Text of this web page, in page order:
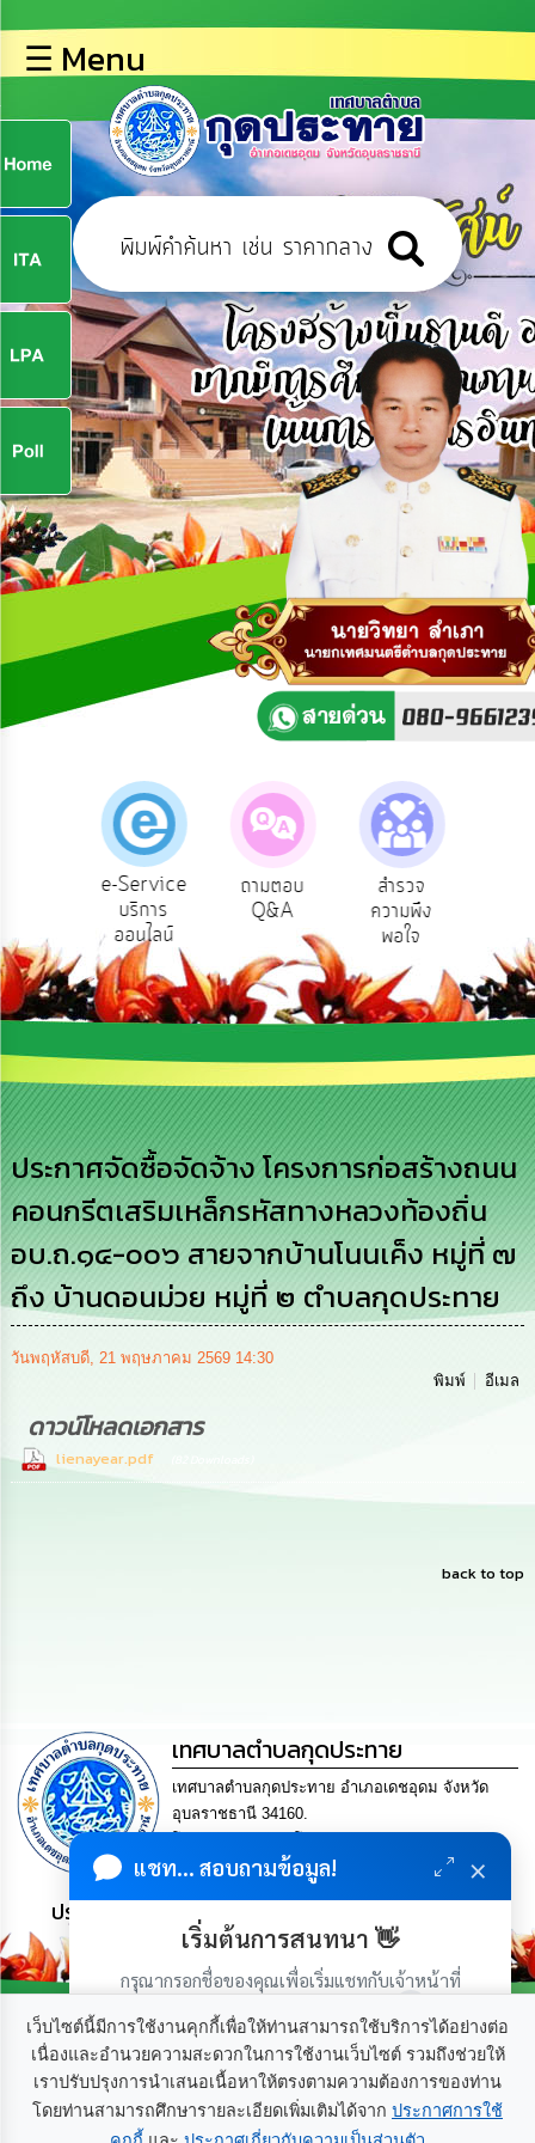
หลัก
ข้อมูล
พื้น
ฐาน
บุคลากร
ข่าว
ประชาสัมพันธ์
การ
ปฏิสัมพันธ์
ข้อมูล
รับ
ฟัง
ความ
คิด
เห็น
แผน
แผน
พัฒนา
บริหาร/
ทรัพยากร
การ
บริหาร
งาน
ส่ง
เสริม
ความ
โปร่งใส
การ
จัด
ซื้อ
จัด
จ้าง
การ
เงิน
นโยบาย
No
มาตรการ
ส่ง
เสริม
คุณธรรม
และ
โปร่งใส
ร้อง
เรียน
ร้อง
ทุกข์
e-
Service
☰ Menu
ยากร
คล
e-Service
บริการ
ออนไลน์
ถามตอบ
Q&A
สำรวจ
ความพึง
พอใจ
ประกาศจัดซื้อจัดจ้าง โครงการก่อสร้างถนน
คอนกรีตเสริมเหล็กรหัสทางหลวงท้องถิ่น
อบ.ถ.๑๔-๐๐๖ สายจากบ้านโนนเค็ง หมู่ที่ ๗
ถึง บ้านดอนม่วย หมู่ที่ ๒ ตำบลกุดประทาย
วันพฤหัสบดี, 21 พฤษภาคม 2569 14:30
พิมพ์
อีเมล
ดาวน์โหลดเอกสาร
lienayear.pdf
back to top
แชท... สอบถามข้อมูล! ×
เริ่มต้นการสนทนา 👋
กรุณากรอกชื่อของคุณเพื่อเริ่มแชทกับเจ้าหน้าที่
เทศบาลตำบลกุดประทาย
เทศบาลตำบลกุดประทาย อำเภอเดชอุดม จังหวัด
อุบลราชธานี 34160.
saraban@kudprathay.go.th
ประชาชน มีภูมิคุ้มกัน พึ่งพาตนเอง พอเพียง เป็นสุข
เกี่ยวกับเรา ติดต่อเรา
เว็บไซต์นี้มีการใช้งานคุกกี้เพื่อให้ท่านสามารถใช้บริการได้อย่างต่อ
เนื่องและอำนวยความสะดวกในการใช้งานเว็บไซต์ รวมถึงช่วยให้
เราปรับปรุงการนำเสนอเนื้อหาให้ตรงตามความต้องการของท่าน
โดยท่านสามารถศึกษารายละเอียดเพิ่มเติมได้จาก ประกาศการใช้